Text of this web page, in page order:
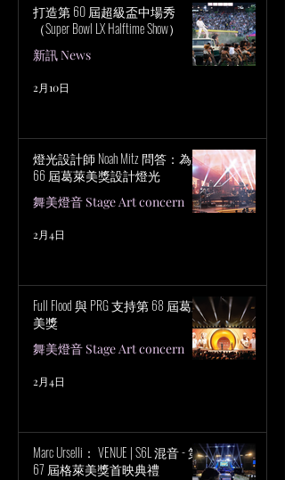
打造第 60 屆超級盃中場秀
（Super Bowl LX Halftime Show）
新訊 News
2月10日
燈光設計師 Noah Mitz 問答：為第
66 屆葛萊美獎設計燈光
舞美燈音 Stage Art concern
2月4日
Full Flood 與 PRG 支持第 68 屆葛萊
美獎
舞美燈音 Stage Art concern
2月4日
Marc Urselli： VENUE | S6L 混音 - 第
67 屆格萊美獎首映典禮